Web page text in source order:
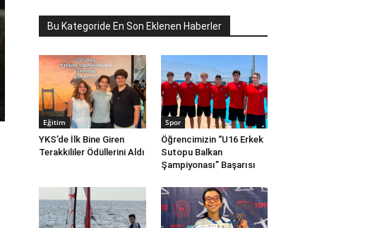
Bu Kategoride En Son Eklenen Haberler
Eğitim
YKS’de İlk Bine Giren
Terakkililer Ödüllerini Aldı
Spor
Öğrencimizin “U16 Erkek
Sutopu Balkan
Şampiyonası” Başarısı